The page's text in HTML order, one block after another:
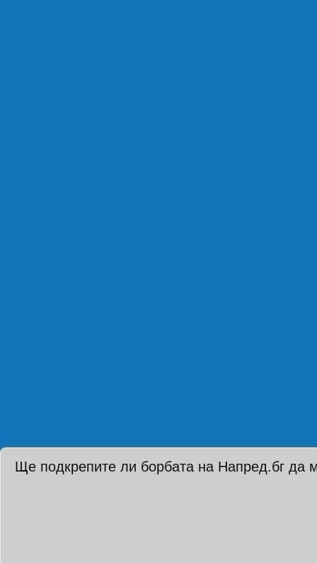
Ще подкрепите ли борбата на Напред.бг да